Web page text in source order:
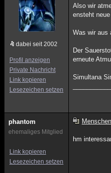
dabei seit 2002
Profil anzeigen
Private Nachricht
Link kopieren
Lesezeichen setzen
Also wir
ensteht
Was wir aus
Der
erneute
Simultana
phantom
ehemaliges Mitglied
Link kopieren
Lesezeichen setzen
hm